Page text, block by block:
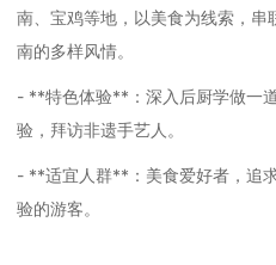
南、宝鸡等地，以美食为线索，串
南的多样风情。
- **特色体验**：深入后厨学做一
验，拜访非遗手艺人。
- **适宜人群**：美食爱好者，追
验的游客。